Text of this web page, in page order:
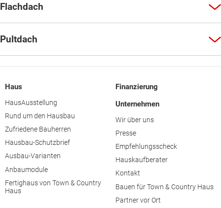
Flachdach
Pultdach
Haus
HausAusstellung
Rund um den Hausbau
Zufriedene Bauherren
Hausbau-Schutzbrief
Ausbau-Varianten
Anbaumodule
Fertighaus von Town & Country
Haus
Finanzierung
Unternehmen
Wir über uns
Presse
Empfehlungsscheck
Hauskaufberater
Kontakt
Bauen für Town & Country Haus
Partner vor Ort